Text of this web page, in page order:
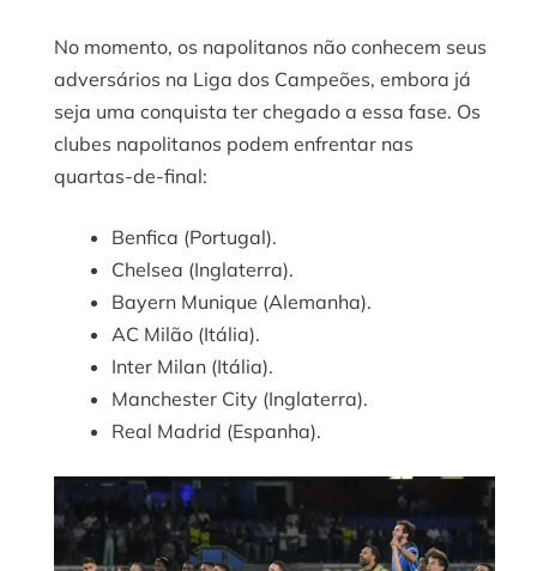
No momento, os napolitanos não conhecem seus
adversários na Liga dos Campeões, embora já
seja uma conquista ter chegado a essa fase. Os
clubes napolitanos podem enfrentar nas
quartas-de-final:
Benfica (Portugal).
Chelsea (Inglaterra).
Bayern Munique (Alemanha).
AC Milão (Itália).
Inter Milan (Itália).
Manchester City (Inglaterra).
Real Madrid (Espanha).